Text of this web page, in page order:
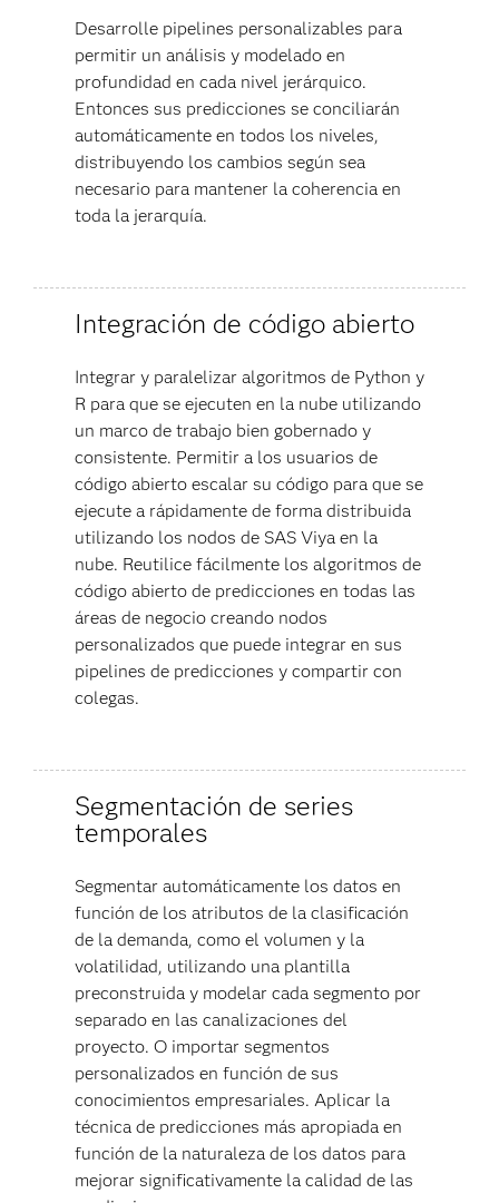
Desarrolle pipelines personalizables para
permitir un análisis y modelado en
profundidad en cada nivel jerárquico.
Entonces sus predicciones se conciliarán
automáticamente en todos los niveles,
distribuyendo los cambios según sea
necesario para mantener la coherencia en
toda la jerarquía.
Integración de código abierto
Integrar y paralelizar algoritmos de Python y
R para que se ejecuten en la nube utilizando
un marco de trabajo bien gobernado y
consistente. Permitir a los usuarios de
código abierto escalar su código para que se
ejecute a rápidamente de forma distribuida
utilizando los nodos de SAS Viya en la
nube. Reutilice fácilmente los algoritmos de
código abierto de predicciones en todas las
áreas de negocio creando nodos
personalizados que puede integrar en sus
pipelines de predicciones y compartir con
colegas.
Segmentación de series
temporales
Segmentar automáticamente los datos en
función de los atributos de la clasificación
de la demanda, como el volumen y la
volatilidad, utilizando una plantilla
preconstruida y modelar cada segmento por
separado en las canalizaciones del
proyecto. O importar segmentos
personalizados en función de sus
conocimientos empresariales. Aplicar la
técnica de predicciones más apropiada en
función de la naturaleza de los datos para
mejorar significativamente la calidad de las